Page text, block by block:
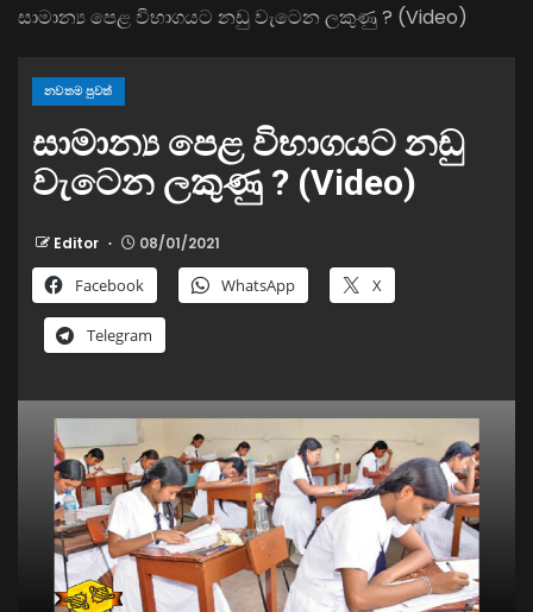
සාමාන්‍ය පෙළ විභාගයට නඩු වැටෙන ලකුණු ? (Video)
නවතම පුවත්
සාමාන්‍ය පෙළ විභාගයට නඩු
වැටෙන ලකුණු ? (Video)
Editor 08/01/2021
Facebook WhatsApp X
Telegram